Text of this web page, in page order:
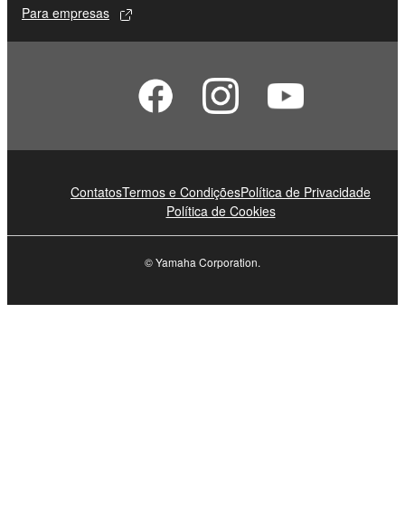
Para empresas
ContatosTermos e CondiçõesPolítica de Privacidade
Política de Cookies
© Yamaha Corporation.